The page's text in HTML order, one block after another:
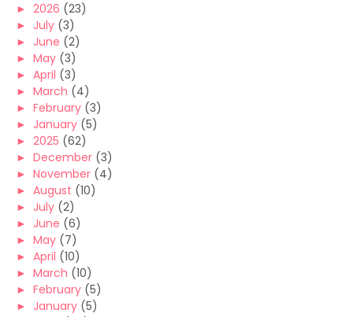
► 2026 (23)
► July (3)
► June (2)
► May (3)
► April (3)
► March (4)
► February (3)
► January (5)
► 2025 (62)
► December (3)
► November (4)
► August (10)
► July (2)
► June (6)
► May (7)
► April (10)
► March (10)
► February (5)
► January (5)